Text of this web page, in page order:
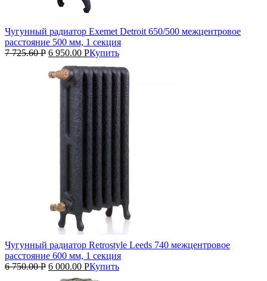
Чугунный радиатор Exemet Detroit 650/500 межцентровое
расстояние 500 мм, 1 секция
7 725.60Р 6 950.00 РКупить
Чугунный радиатор Retrostyle Leeds 740 межцентровое
расстояние 600 мм, 1 секция
6 750.00Р 6 000.00 РКупить